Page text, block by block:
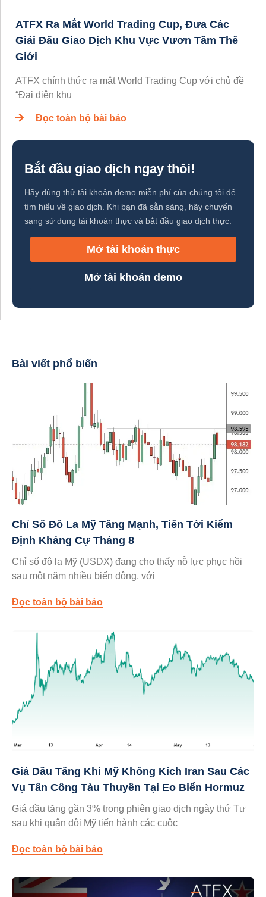
ATFX Ra Mắt World Trading Cup, Đưa Các
Giải Đấu Giao Dịch Khu Vực Vươn Tầm Thế
Giới
ATFX chính thức ra mắt World Trading Cup với chủ đề
“Đại diện khu
Đọc toàn bộ bài báo
Bắt đầu giao dịch ngay thôi!
Hãy dùng thử tài khoản demo miễn phí của chúng tôi để
tìm hiểu về giao dịch. Khi bạn đã sẵn sàng, hãy chuyển
sang sử dụng tài khoản thực và bắt đầu giao dịch thực.
Mở tài khoản thực
Mở tài khoản demo
Bài viết phổ biến
Chỉ Số Đô La Mỹ Tăng Mạnh, Tiến Tới Kiểm
Định Kháng Cự Tháng 8
Chỉ số đô la Mỹ (USDX) đang cho thấy nỗ lực phục hồi
sau một năm nhiều biến động, với
Đọc toàn bộ bài báo
Giá Dầu Tăng Khi Mỹ Không Kích Iran Sau Các
Vụ Tấn Công Tàu Thuyền Tại Eo Biển Hormuz
Giá dầu tăng gần 3% trong phiên giao dịch ngày thứ Tư
sau khi quân đội Mỹ tiến hành các cuộc
Đọc toàn bộ bài báo